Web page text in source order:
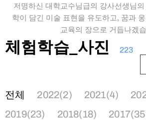
저명하신 대학교수님급의 강사선생님
학이 담긴 미술 표현을 유도하고, 꿈과
교육의 장으로 거듭나겠
체험학습_사진 223
전체 2022(2) 2021(4)
2019(23)
2018(18)